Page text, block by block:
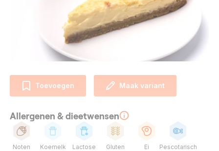
Toevoegen Maak variant
Allergenen & dieetwensen
Noten Koemelk Lactose Gluten Ei Pescotarisch